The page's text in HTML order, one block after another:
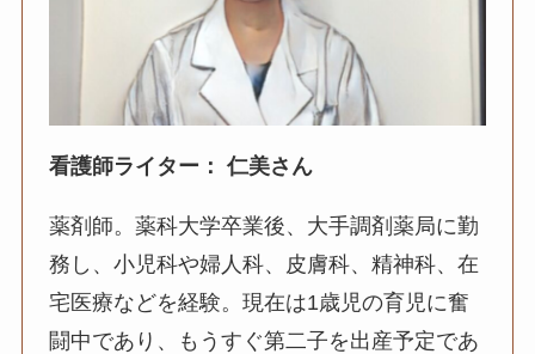
看護師ライター：仁美さん
薬剤師。薬科大学卒業後、大手調剤薬局に勤
務し、小児科や婦人科、皮膚科、精神科、在
宅医療などを経験。現在は1歳児の育児に奮
闘中であり、もうすぐ第二子を出産予定であ